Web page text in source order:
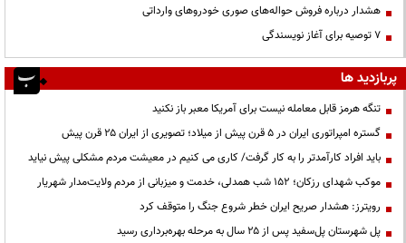
هشدار درباره فروش حواله‌های صوری خودروهای وارداتی
۷ توصیه برای آغاز نویسندگی
پربازدید ها
تنگه هرمز قابل معامله نیست برای آمریکا معبر باز نکنید
گستره امپراتوری ایران در ۵ قرن پیش از میلاد؛ تصویری از ایران ۲۵ قرن پیش
باید افراد کارآمدتر را به کار گرفت/ کاری می کنیم در معیشت مردم مشکلی پیش نیاید
موکب شهدای رزکان؛ ۱۵۲ شب همدلی، خدمت و میزبانی از مردم ولایت‌مدار شهریار
رویترز: هشدار صریح ایران خطر شروع جنگ را متوقف کرد
پل شهرستان پل‌سفید پس از ۲۵ سال به مرحله بهره‌برداری رسید